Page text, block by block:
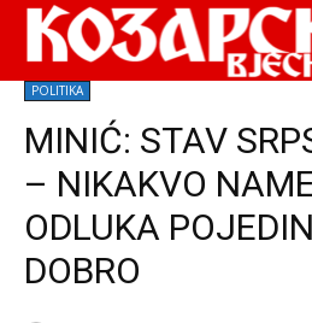
POLITIKA
MINIĆ: STAV
– NIKAKVO
ODLUKA
DOBRO